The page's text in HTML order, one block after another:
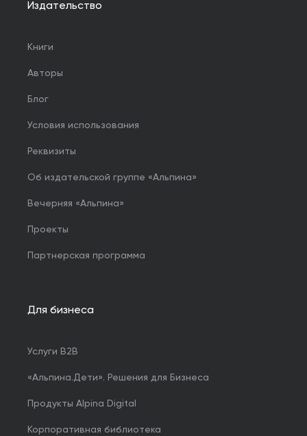
Издательство
Книги
Авторы
Блог
Условия использования
Реквизиты
Об издательской группе «Альпина»
Вечерняя «Альпина»
Проекты
Партнерская программа
Для бизнеса
Услуги B2B
«Альпина.Дети». Решения для Бизнеса
Продукты Alpina Digital
Корпоративная библиотека